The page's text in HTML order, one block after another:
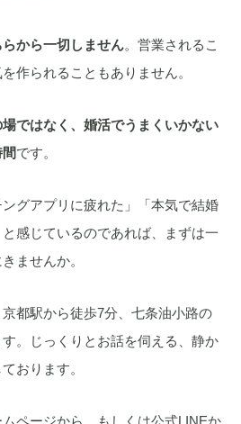
から一切しません。営業されるこ
作られることもありません。
場ではなく、婚活でうまくいかない
です。
グアプリに疲れた」「本気で結婚
感じているのであれば、まずは一
ませんか。
都駅から徒歩7分、七条油小路の
。じっくりとお話を伺える、静か
おります。
ページから、もしくは公式LINEか